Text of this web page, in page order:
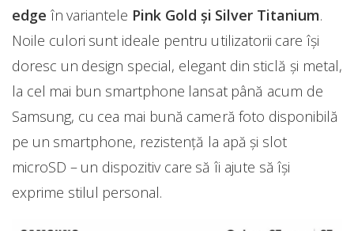
edge în variantele Pink Gold și Silver Titanium.
Noile culori sunt ideale pentru utilizatorii care își
doresc un design special, elegant din sticlă și metal,
la cel mai bun smartphone lansat până acum de
Samsung, cu cea mai bună cameră foto disponibilă
pe un smartphone, rezistență la apă și slot
microSD – un dispozitiv care să îi ajute să își
exprime stilul personal.